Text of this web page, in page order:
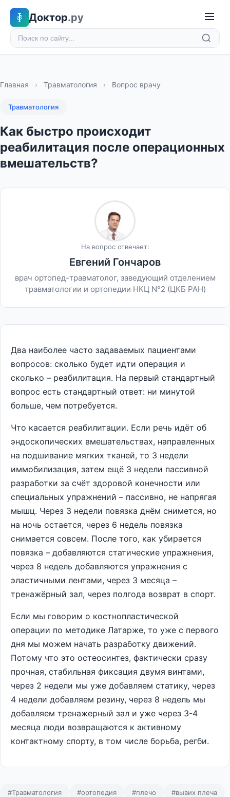
Доктор.ру
Главная › Травматология › Вопрос врачу
Травматология
Как быстро происходит
реабилитация после операционных
вмешательств?
На вопрос отвечает:
Евгений Гончаров
врач ортопед-травматолог, заведующий отделением
травматологии и ортопедии НКЦ N°2 (ЦКБ РАН)
Два наиболее часто задаваемых пациентами
вопросов: сколько будет идти операция и
сколько – реабилитация. На первый стандартный
вопрос есть стандартный ответ: ни минутой
больше, чем потребуется.
Что касается реабилитации. Если речь идёт об
эндоскопических вмешательствах, направленных
на подшивание мягких тканей, то 3 недели
иммобилизация, затем ещё 3 недели пассивной
разработки за счёт здоровой конечности или
специальных упражнений – пассивно, не напрягая
мышц. Через 3 недели повязка днём снимется, но
на ночь остается, через 6 недель повязка
снимается совсем. После того, как убирается
повязка – добавляются статические упражнения,
через 8 недель добавляются упражнения с
эластичными лентами, через 3 месяца –
тренажёрный зал, через полгода возврат в спорт.
Если мы говорим о костнопластической
операции по методике Латарже, то уже с первого
дня мы можем начать разработку движений.
Потому что это остеосинтез, фактически сразу
прочная, стабильная фиксация двумя винтами,
через 2 недели мы уже добавляем статику, через
4 недели добавляем резину, через 8 недель мы
добавляем тренажерный зал и уже через 3-4
месяца люди возвращаются к активному
контактному спорту, в том числе борьба, регби.
#Травматология #ортопедия #плечо #вывих плеча